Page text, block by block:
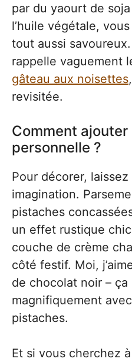
par du yaourt de
l’huile végétale,
tout aussi
rappelle vaguement
gâteau aux noisettes
revisitée.
Comment
personnelle ?
Pour décorer,
imagination.
pistaches
un effet rustique
couche de crème
côté festif. Moi,
de chocolat noir – ça
magnifiquement
pistaches.
Et si vous cherchez